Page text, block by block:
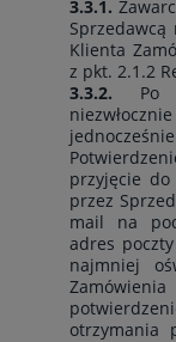
3.3.1.
Klienta
z pkt. 2.1.2
3.3.2. Po
przyjęcie do
przez
mail na
adres
najmniej
otrzymania